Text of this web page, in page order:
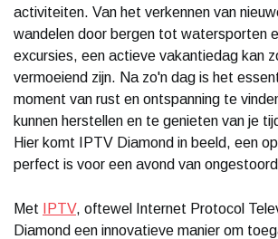
activiteiten. Van het verkennen van
wandelen door bergen tot watersporten
excursies, een actieve vakantiedag kan
vermoeiend zijn. Na zo'n dag is het
moment van rust en ontspanning te
kunnen herstellen en te genieten van je
Hier komt IPTV Diamond in beeld, een
perfect is voor een avond van
Met IPTV, oftewel Internet Protocol
Diamond een innovatieve manier om